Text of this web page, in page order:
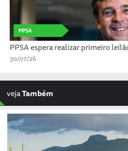
PPSA
PPSA espera realizar primeiro
30/07/26
vejaTambém